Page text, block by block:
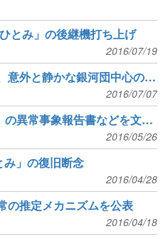
とみ」の後継機打ち上げ
2016/07/19
「ひとみ」が見た、意外と静かな銀河団中心の高温ガス
2016/07/07
JAXA、「ひとみ」の異常事象報告書などを文部科学省へ提出
2016/05/26
」の復旧断念
2016/04/28
の推定メカニズムを公表
2016/04/18